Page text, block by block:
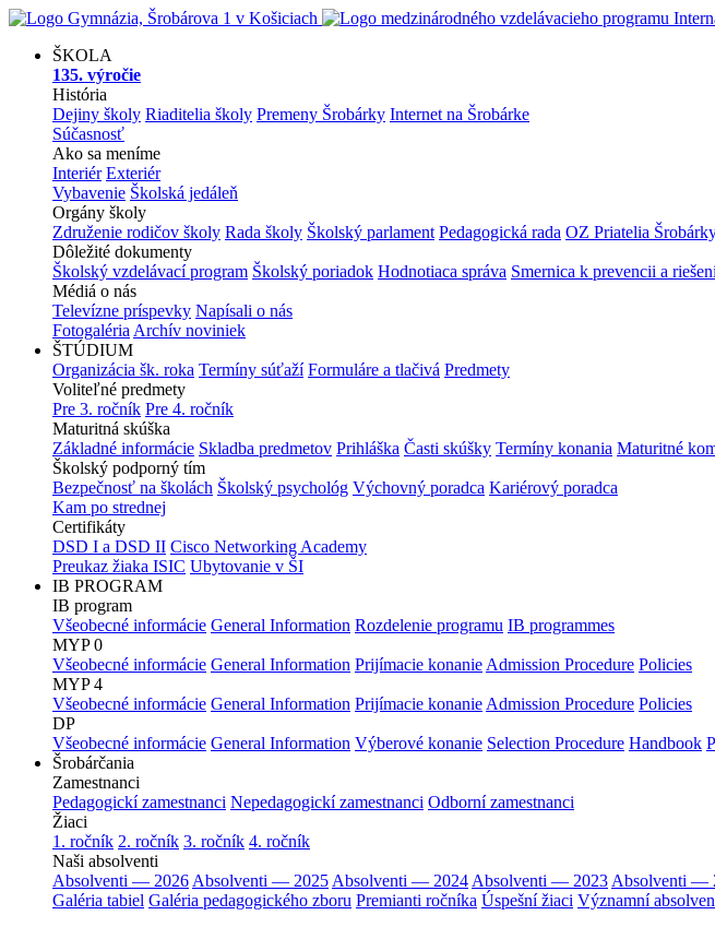
ŠKOLA
135. výročie
História
Dejiny školy Riaditelia školy Premeny Šrobárky Internet na Šrobárke
Súčasnosť
Ako sa meníme
Interiér Exteriér
Vybavenie Školská jedáleň
Orgány školy
Združenie rodičov školy Rada školy Školský parlament Pedagogická rada OZ Priatelia
Dôležité dokumenty
Školský vzdelávací program Školský poriadok Hodnotiaca správa Smernica k prevencii a
Médiá o nás
Televízne príspevky Napísali o nás
Fotogaléria Archív noviniek
ŠTÚDIUM
Organizácia šk. roka Termíny súťaží Formuláre a tlačivá Predmety
Voliteľné predmety
Pre 3. ročník Pre 4. ročník
Maturitná skúška
Základné informácie Skladba predmetov Prihláška Časti skúšky Termíny konania Maturitné
Školský podporný tím
Bezpečnosť na školách Školský psychológ Výchovný poradca Kariérový poradca
Kam po strednej
Certifikáty
DSD I a DSD II Cisco Networking Academy
Preukaz žiaka ISIC Ubytovanie v ŠI
IB PROGRAM
IB program
Všeobecné informácie General Information Rozdelenie programu IB programmes
MYP 0
Všeobecné informácie General Information Prijímacie konanie Admission Procedure Policies
MYP 4
Všeobecné informácie General Information Prijímacie konanie Admission Procedure Policies
DP
Všeobecné informácie General Information Výberové konanie Selection Procedure Handbook
Šrobárčania
Zamestnanci
Pedagogickí zamestnanci Nepedagogickí zamestnanci Odborní zamestnanci
Žiaci
1. ročník 2. ročník 3. ročník 4. ročník
Naši absolventi
Absolventi — 2026 Absolventi — 2025 Absolventi — 2024 Absolventi — 2023 Absolventi —
Galéria tabiel Galéria pedagogického zboru Premianti ročníka Úspešní žiaci Významní